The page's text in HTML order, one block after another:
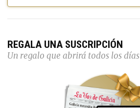
REGALA UNA SUSCRIPCIÓN
Un regalo que abrirá todos los días